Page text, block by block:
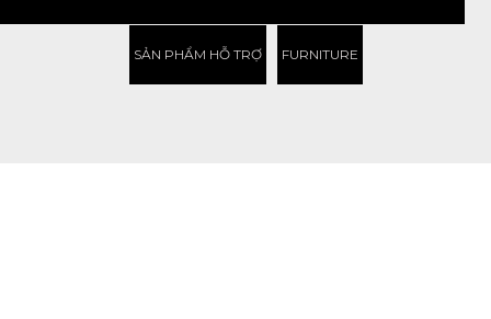
SẢN PHẨM HỖ TRỢ FURNITURE